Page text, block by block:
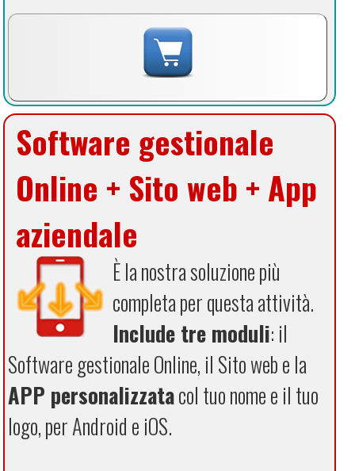
Software gestionale
Online + Sito web + App
aziendale
È la nostra soluzione più
completa per questa attività.
Include tre moduli: il
Software gestionale Online, il Sito web e la
APP personalizzatacol tuo nome e il tuo
logo, per Android e iOS.